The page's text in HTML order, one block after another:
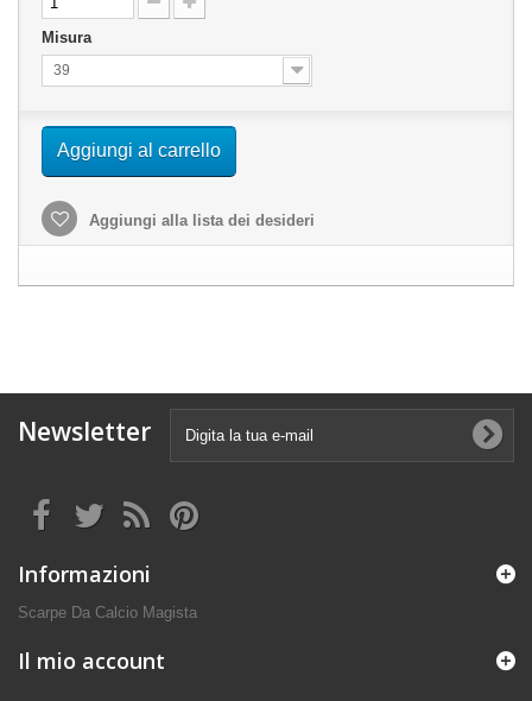
Misura
39
Aggiungi al carrello
Aggiungi alla lista dei desideri
Newsletter
Informazioni
Scarpe Da Calcio Magista
Il mio account